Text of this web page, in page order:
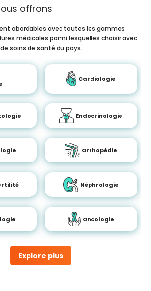
offrons
Explore plus
abordables avec toutes les gammes
médicales parmi lesquelles choisir avec
soins de santé du pays.
Cardiologie
Endocrinologie
Orthopédie
Néphrologie
Oncologie